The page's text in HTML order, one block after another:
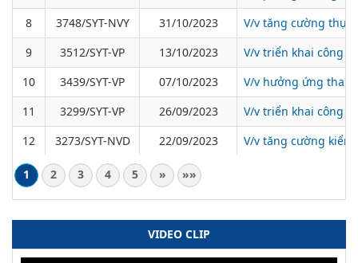
8
3748/SYT-NVY 31/10/2023
V/v tăng cường thực
9
3512/SYT-VP 13/10/2023
V/v triển khai công
10
3439/SYT-VP 07/10/2023
V/v hưởng ứng tham
11
3299/SYT-VP 26/09/2023
V/v triển khai công
12
3273/SYT-NVD 22/09/2023 V/v tăng cường
1 2 3 4 5 » »»
VIDEO CLIP